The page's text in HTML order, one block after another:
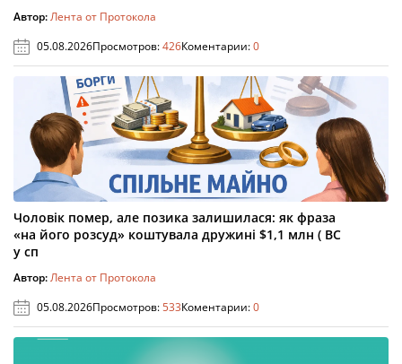
Автор:Лента от Протокола
05.08.2026Просмотров:426Коментарии:0
Чоловік помер, але позика залишилася: як фраза
«на його розсуд» коштувала дружині $1,1 млн ( ВС
у сп
Автор:Лента от Протокола
05.08.2026Просмотров:533Коментарии:0